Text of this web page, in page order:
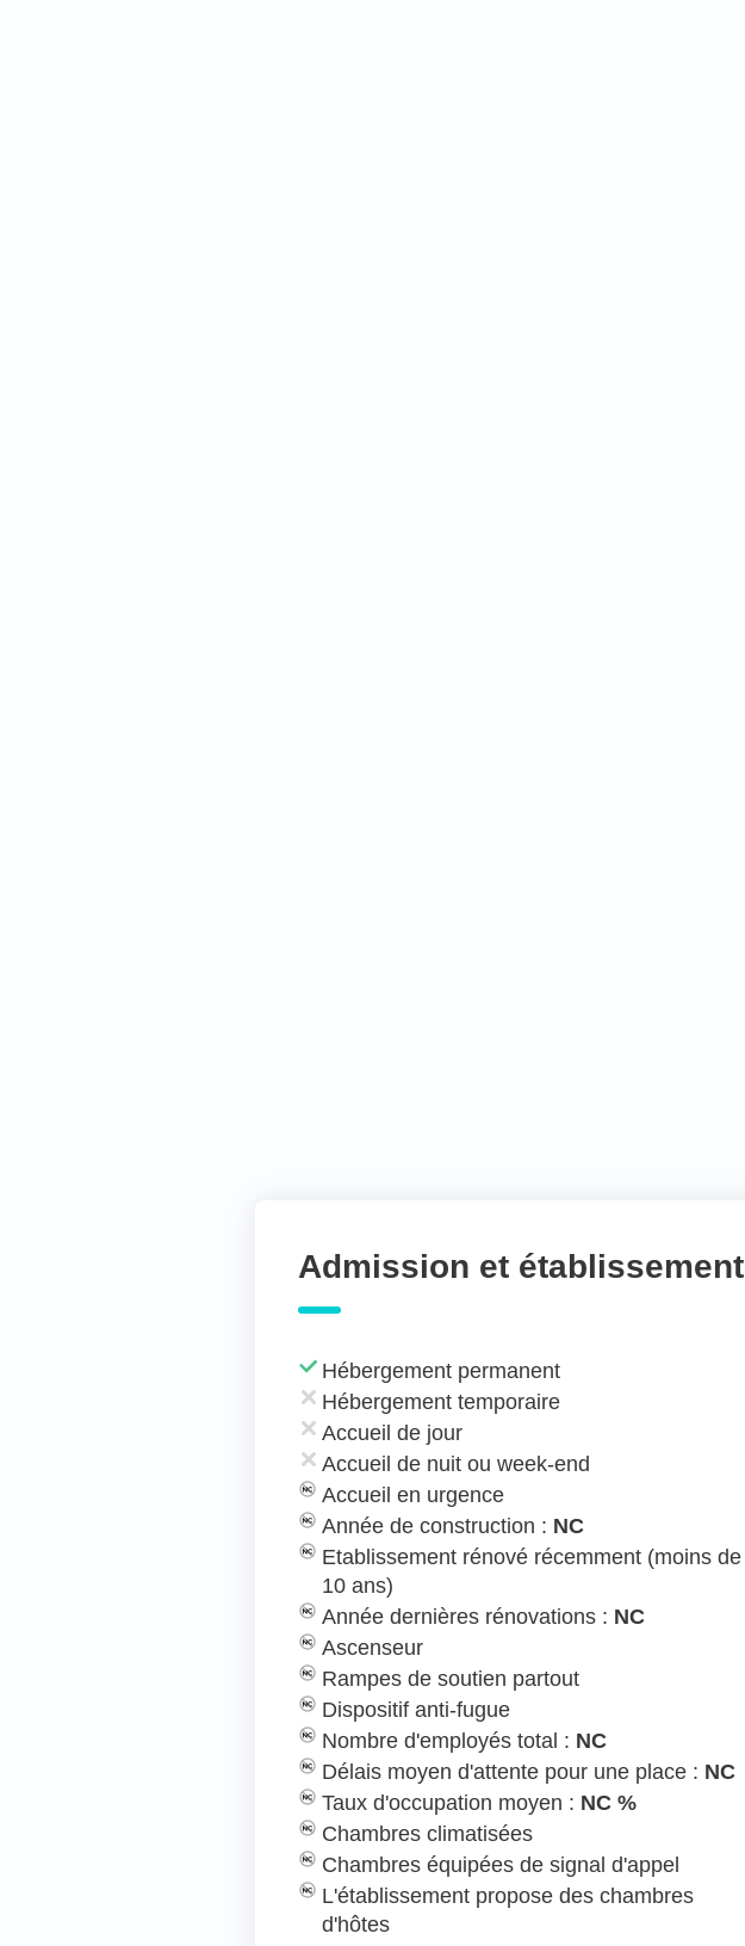
Admission et établissement
Hébergement permanent
Hébergement temporaire
Accueil de jour
Accueil de nuit ou week-end
Accueil en urgence
Année de construction : NC
Etablissement rénové récemment (moins de
10 ans)
Année dernières rénovations : NC
Ascenseur
Rampes de soutien partout
Dispositif anti-fugue
Nombre d'employés total : NC
Délais moyen d'attente pour une place : NC
Taux d'occupation moyen : NC %
Chambres climatisées
Chambres équipées de signal d'appel
L'établissement propose des chambres
d'hôtes